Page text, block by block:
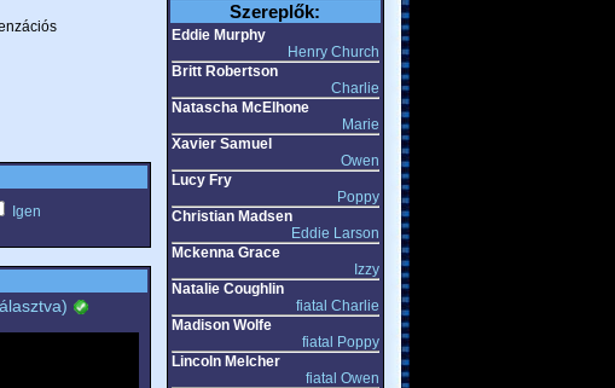
Igen
Szereplők:
Eddie Murphy
Henry Church
Britt Robertson
Charlie
Natascha McElhone
Marie
Xavier Samuel
Owen
Lucy Fry
Poppy
Christian Madsen
Eddie Larson
Mckenna Grace
Izzy
Natalie Coughlin
fiatal Charlie
Madison Wolfe
fiatal Poppy
Lincoln Melcher
fiatal Owen